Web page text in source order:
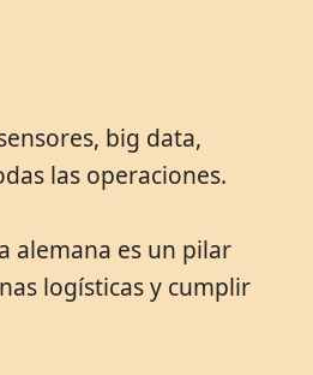
big data,
las operaciones.
alemana es un pilar
logísticas y cumplir